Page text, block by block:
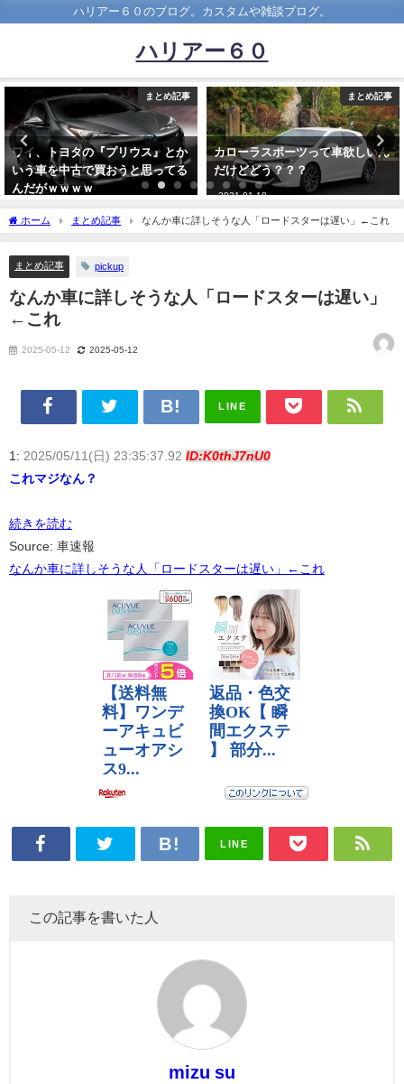
ハリアー６０のブログ。カスタムや雑談ブログ。
ハリアー６０
とか
てる
まとめ記事
カローラスポーツって車欲しいん
だけどどう？？？
2021-01-18
ま
【悲報】ホンダ、S660の生
了を発表 最後の特別仕様
デューロXバージョンZ」の
は３１５万円
ホーム まとめ記事 なんか車に詳しそうな人「ロードスターは遅い」←これ
まとめ記事 pickup
なんか車に詳しそうな人「ロードスターは遅い」
←これ
2025-05-12 2025-05-12
LINE
1: 2025/05/11(日) 23:35:37.92 ID:K0thJ7nU0
これマジなん？
続きを読む
Source: 車速報
なんか車に詳しそうな人「ロードスターは遅い」←これ
LINE
この記事を書いた人
mizu su